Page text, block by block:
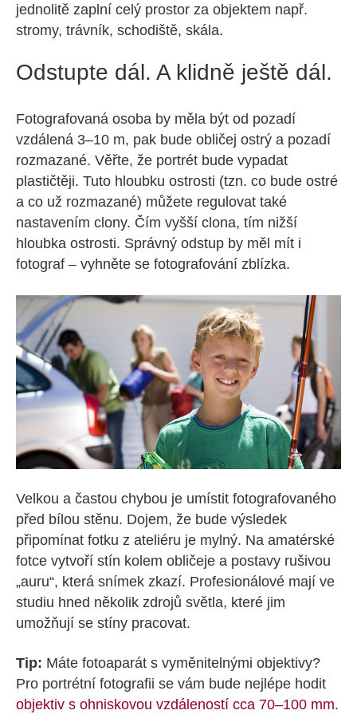
jednolitě zaplní celý prostor za objektem např.
stromy, trávník, schodiště, skála.
Odstupte dál. A klidně ještě dál.
Fotografovaná osoba by měla být od pozadí
vzdálená 3–10 m, pak bude obličej ostrý a pozadí
rozmazané. Věřte, že portrét bude vypadat
plastičtěji. Tuto hloubku ostrosti (tzn. co bude ostré
a co už rozmazané) můžete regulovat také
nastavením clony. Čím vyšší clona, tím nižší
hloubka ostrosti. Správný odstup by měl mít i
fotograf – vyhněte se fotografování zblízka.
Velkou a častou chybou je umístit fotografovaného
před bílou stěnu. Dojem, že bude výsledek
připomínat fotku z ateliéru je mylný. Na amatérské
fotce vytvoří stín kolem obličeje a postavy rušivou
„auru“, která snímek zkazí. Profesionálové mají ve
studiu hned několik zdrojů světla, které jim
umožňují se stíny pracovat.
Tip: Máte fotoaparát s vyměnitelnými objektivy?
Pro portrétní fotografii se vám bude nejlépe hodit
objektiv s ohniskovou vzdáleností cca 70–100 mm.